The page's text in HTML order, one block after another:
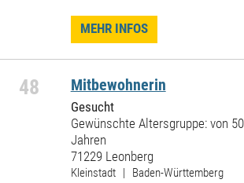
MEHR INFOS
48 Mitbewohnerin
Gesucht
Gewünschte Altersgruppe: von
Jahren
71229 Leonberg
Kleinstadt | Baden-Württemberg